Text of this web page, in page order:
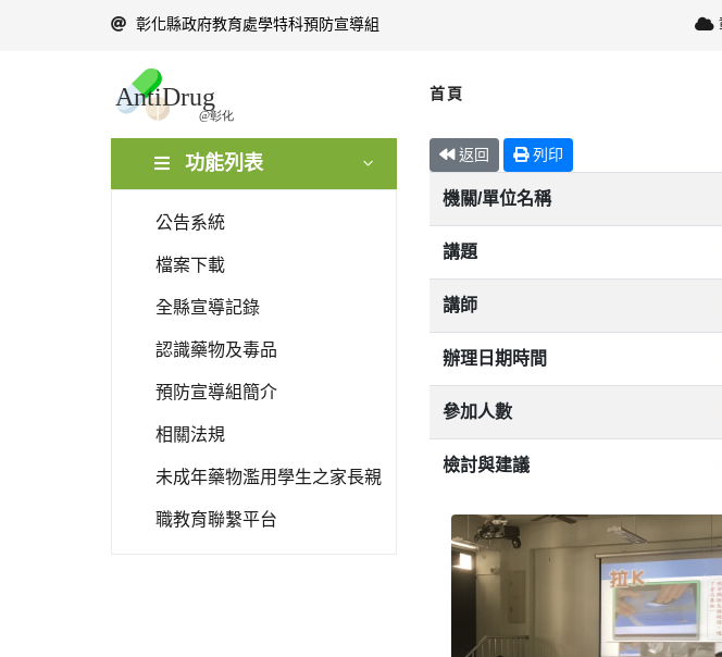
彰化縣政府教育處學特科預防宣導組
首頁
功能列表
公告系統
檔案下載
全縣宣導記錄
認識藥物及毒品
預防宣導組簡介
相關法規
未成年藥物濫用學生之家長親
職教育聯繫平台
返回 列印
機關/單位名稱
講題
講師
辦理日期時間
參加人數
檢討與建議